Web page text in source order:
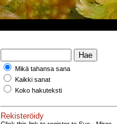
Mikä tahansa sana
Kaikki sanat
Koko hakuteksti
Rekisteröidy